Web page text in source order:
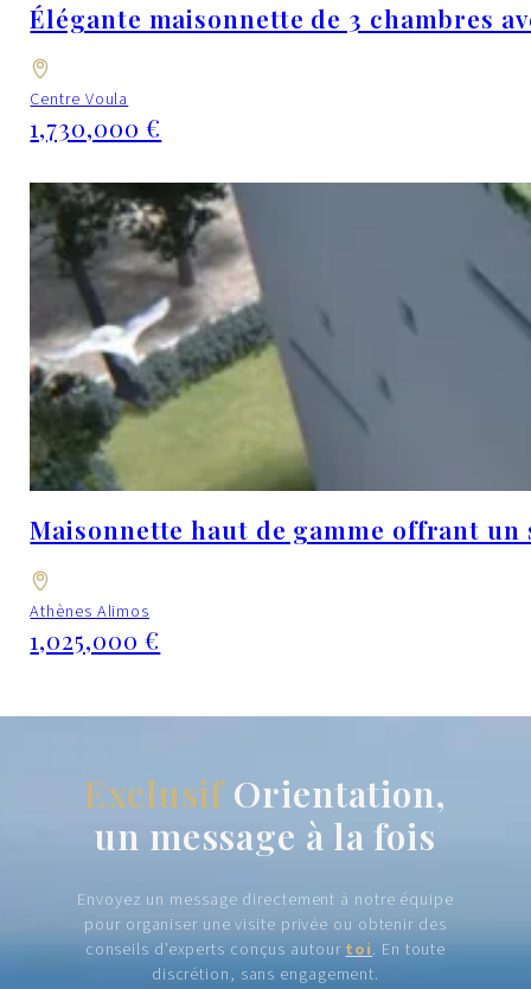
Élégante maisonnette de 3 chambres
Centre Voula
1,730,000 €
Maisonnette haut de gamme offrant
Athènes Alimos
1,025,000 €
ExclusifOrientation,
un message à la fois
Envoyez un message directement à notre équipe
pour organiser une visite privée ou obtenir des
conseils d'experts conçus autourtoi. En toute
discrétion, sans engagement.